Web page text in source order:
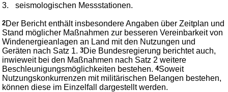
3. seismologischen Messstationen.
2Der Bericht enthält insbesondere Angaben über Zeitplan und
Stand möglicher Maßnahmen zur besseren Vereinbarkeit von
Windenergieanlagen an Land mit den Nutzungen und
Geräten nach Satz 1.3Die Bundesregierung berichtet auch,
inwieweit bei den Maßnahmen nach Satz 2 weitere
Beschleunigungsmöglichkeiten bestehen.4Soweit
Nutzungskonkurrenzen mit militärischen Belangen bestehen,
können diese im Einzelfall dargestellt werden.